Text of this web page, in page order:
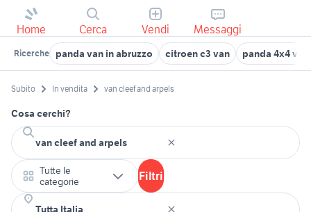
Home Cerca Vendi Messaggi
Ricerche panda van in abruzzo citroen c3 van panda 4x4
Subito In vendita van cleef and arpels
Cosa cerchi?
Tutte le
categorie
Filtri